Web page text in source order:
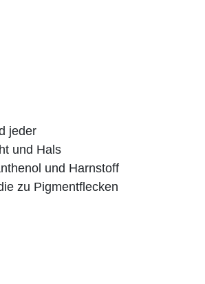
jeder
und Hals
und Harnstoff
zu Pigmentflecken